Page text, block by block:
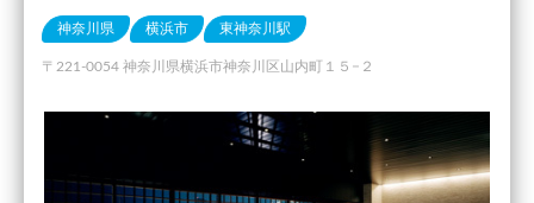
神奈川県 横浜市 東神奈川駅
〒221-0054 神奈川県横浜市神奈川区山内町１５−２